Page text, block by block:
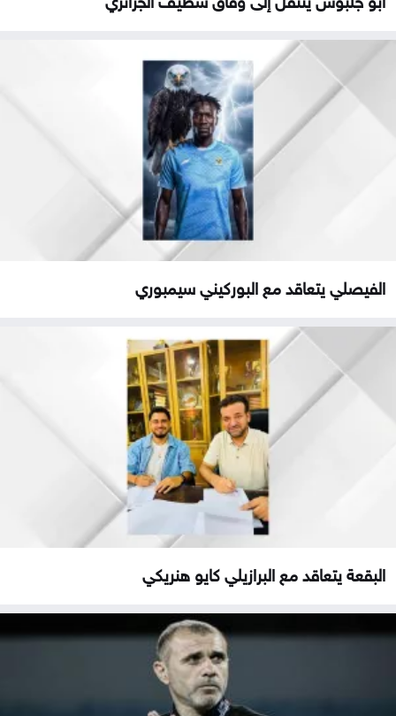
الفيصلي يتعاقد مع البوركيني سيمبوري
البقعة يتعاقد مع البرازيلي كايو هنريكي